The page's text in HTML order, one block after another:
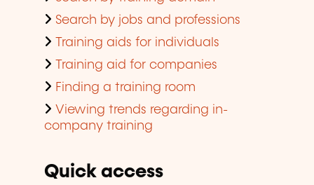
Search by jobs and professions
Training aids for individuals
Training aid for companies
Finding a training room
Viewing trends regarding in-
company training
Quick access